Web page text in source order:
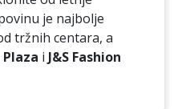
je najbolje
tržnih centara, a
i J&S Fashion